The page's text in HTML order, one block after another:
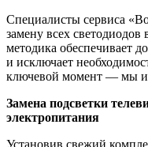
Специалисты сервиса
замену всех светодиодов
методика обеспечивает
и исключает
ключевой момент — мы
Замена подсветки
электропитания
Установив свежий